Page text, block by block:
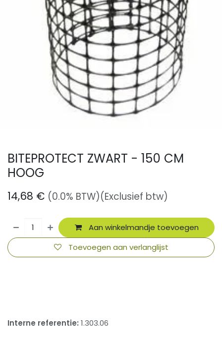
BITEPROTECT ZWART - 150 CM
HOOG
14,68 € (0.0% BTW)(Exclusief btw)
Aan winkelmandje toevoegen
Toevoegen aan verlanglijst
Interne referentie: 1.303.06